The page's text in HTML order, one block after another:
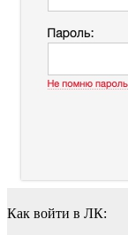
Как войти в ЛК: